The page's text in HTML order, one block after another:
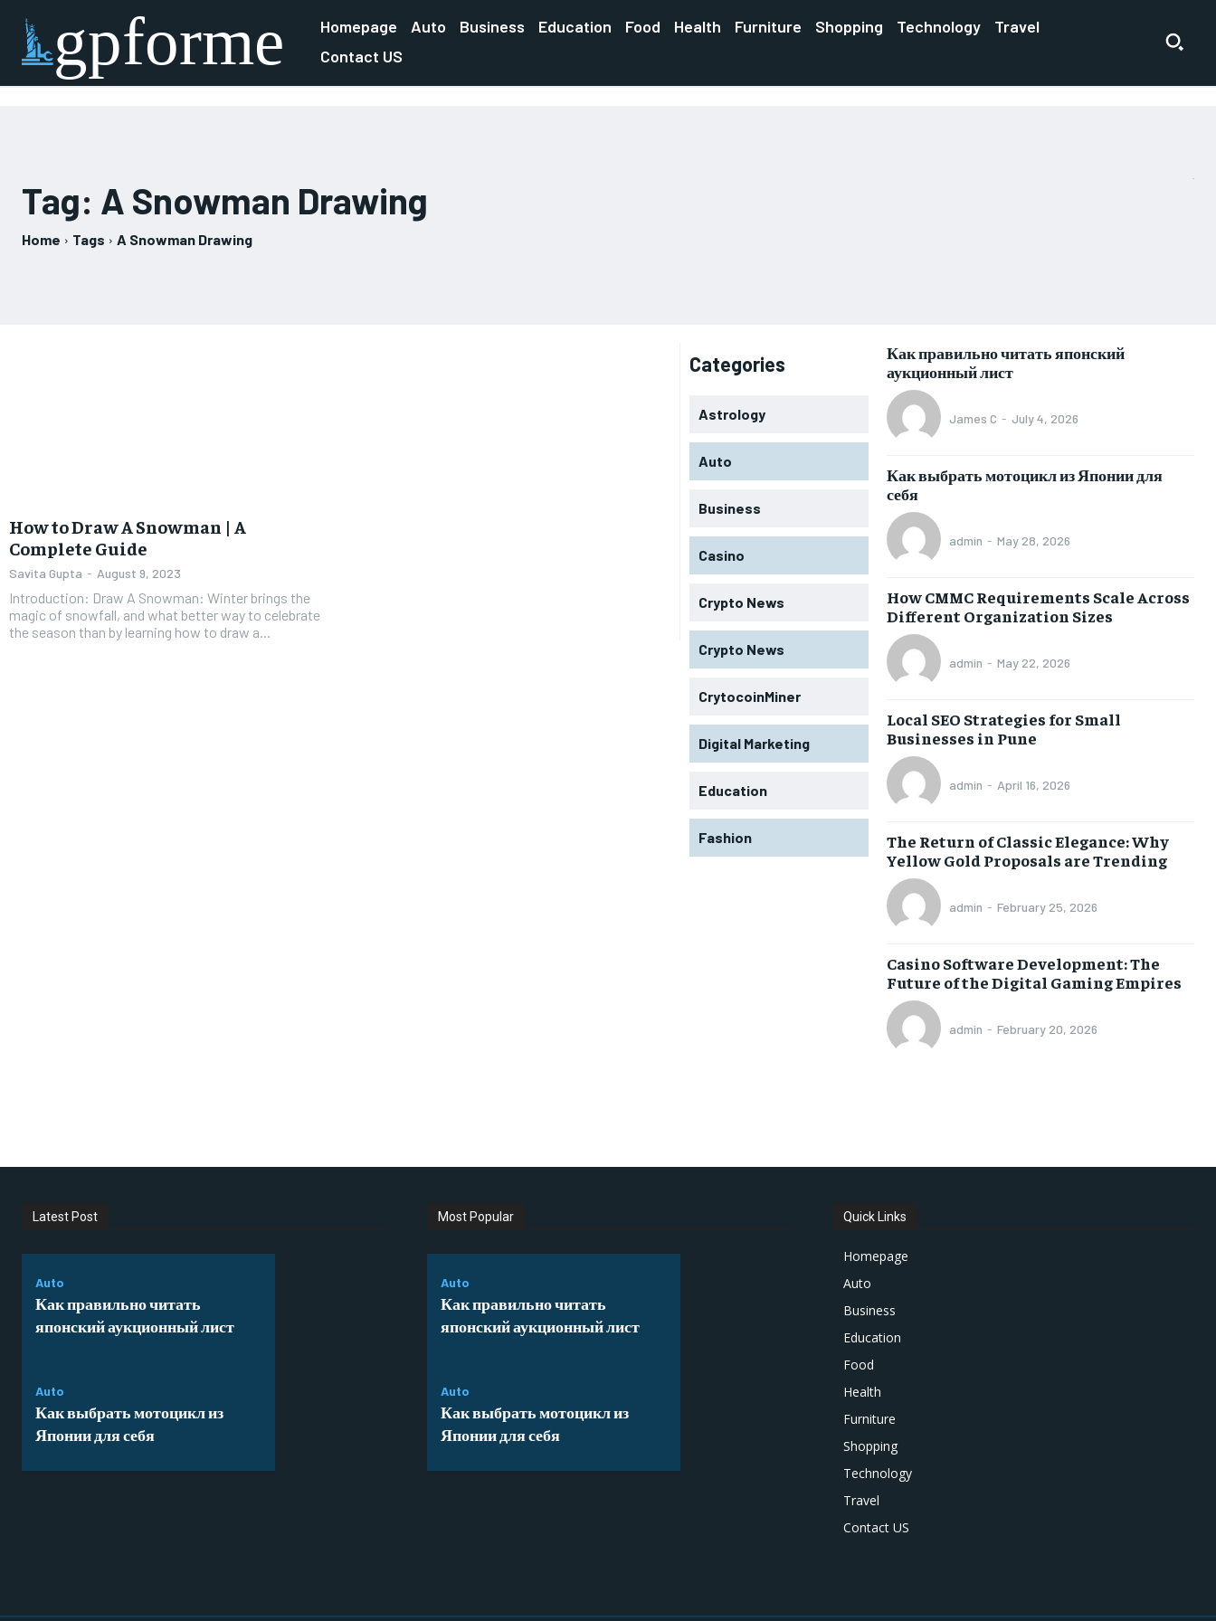
gpforme Homepage Auto Business Education Food Health Furniture Shopping Technology
Travel
Contact US
Tag: A Snowman Drawing
Home Tags A Snowman Drawing
How to Draw A Snowman | A
Complete Guide
Savita Gupta - August 9, 2023
Introduction: Draw A Snowman: Winter brings the
magic of snowfall, and what better way to celebrate
the season than by learning how to draw a...
Categories
Astrology
Auto
Business
Casino
Crypto News
Crypto News
CrytocoinMiner
Digital Marketing
Education
Fashion
Как правильно читать японский
аукционный лист
James C - July 4, 2026
Как выбрать мотоцикл из Японии для
себя
admin - May 28, 2026
How CMMC Requirements Scale Across
Different Organization Sizes
admin - May 22, 2026
Local SEO Strategies for Small
Businesses in Pune
admin - April 16, 2026
The Return of Classic Elegance: Why
Yellow Gold Proposals are Trending
admin - February 25, 2026
Casino Software Development: The
Future of the Digital Gaming Empires
admin - February 20, 2026
Latest Post
Auto
Как правильно читать
японский аукционный лист
Auto
Как выбрать мотоцикл из
Японии для себя
Most Popular
Auto
Как правильно читать
японский аукционный лист
Auto
Как выбрать мотоцикл из
Японии для себя
Quick Links
Homepage
Auto
Business
Education
Food
Health
Furniture
Shopping
Technology
Travel
Contact US